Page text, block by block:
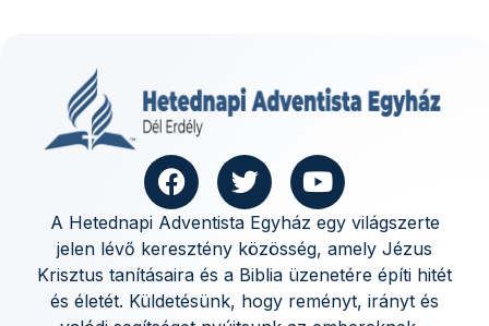
A Hetednapi Adventista Egyház egy világszerte
jelen lévő keresztény közösség, amely Jézus
Krisztus tanításaira és a Biblia üzenetére építi hitét
és életét. Küldetésünk, hogy reményt, irányt és